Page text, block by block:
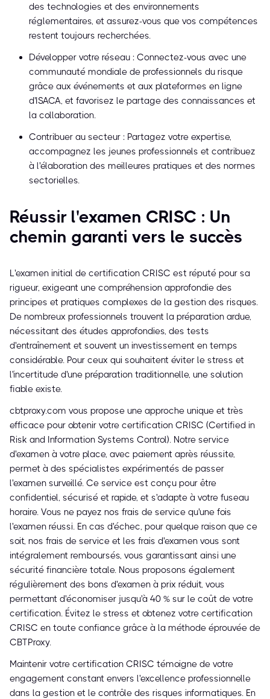
des technologies et des environnements
réglementaires, et assurez-vous que vos compétences
restent toujours recherchées.
Développer votre réseau : Connectez-vous avec une
communauté mondiale de professionnels du risque
grâce aux événements et aux plateformes en ligne
d'ISACA, et favorisez le partage des connaissances et
la collaboration.
Contribuer au secteur : Partagez votre expertise,
accompagnez les jeunes professionnels et contribuez
à l'élaboration des meilleures pratiques et des normes
sectorielles.
Réussir l'examen CRISC : Un
chemin garanti vers le succès
L'examen initial de certification CRISC est réputé pour sa
rigueur, exigeant une compréhension approfondie des
principes et pratiques complexes de la gestion des risques.
De nombreux professionnels trouvent la préparation ardue,
nécessitant des études approfondies, des tests
d'entraînement et souvent un investissement en temps
considérable. Pour ceux qui souhaitent éviter le stress et
l'incertitude d'une préparation traditionnelle, une solution
fiable existe.
cbtproxy.com vous propose une approche unique et très
efficace pour obtenir votre certification CRISC (Certified in
Risk and Information Systems Control). Notre service
d'examen à votre place, avec paiement après réussite,
permet à des spécialistes expérimentés de passer
l'examen surveillé. Ce service est conçu pour être
confidentiel, sécurisé et rapide, et s'adapte à votre fuseau
horaire. Vous ne payez nos frais de service qu'une fois
l'examen réussi. En cas d'échec, pour quelque raison que ce
soit, nos frais de service et les frais d'examen vous sont
intégralement remboursés, vous garantissant ainsi une
sécurité financière totale. Nous proposons également
régulièrement des bons d'examen à prix réduit, vous
permettant d'économiser jusqu'à 40 % sur le coût de votre
certification. Évitez le stress et obtenez votre certification
CRISC en toute confiance grâce à la méthode éprouvée de
CBTProxy.
Maintenir votre certification CRISC témoigne de votre
engagement constant envers l'excellence professionnelle
dans la gestion et le contrôle des risques informatiques. En